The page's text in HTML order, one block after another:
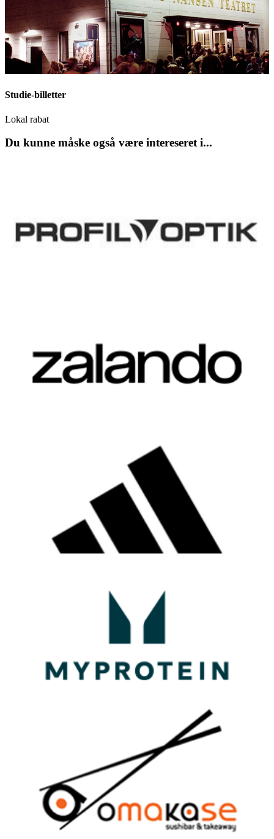
Studie-billetter
Lokal rabat
Du kunne måske også være intereseret i...